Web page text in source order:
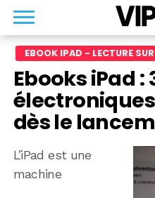
EBOOK IPAD - LECTURE
Ebooks iPad :
dès le
L’iPad est une
machine